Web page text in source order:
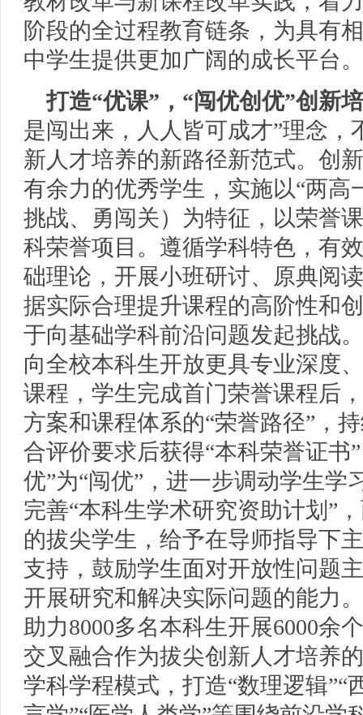
阶段的全过程教育链条，为具有
中学生提供更加广阔的成长平台。
打造“优课”，“闯优创优”创新
是闯出来，人人皆可成才”理念，
新人才培养的新路径新范式。创
有余力的优秀学生，实施以“两高
挑战、勇闯关）为特征，以荣誉
科荣誉项目。遵循学科特色，有
础理论，开展小班研讨、原典阅
据实际合理提升课程的高阶性和
于向基础学科前沿问题发起挑战
向全校本科生开放更具专业深度
课程，学生完成首门荣誉课程后
方案和课程体系的“荣誉路径”，
合评价要求后获得“本科荣誉证书
优”为“闯优”，进一步调动学生学
完善“本科生学术研究资助计划”
的拔尖学生，给予在导师指导下
支持，鼓励学生面对开放性问题
开展研究和解决实际问题的能力
助力8000多名本科生开展6000余
交叉融合作为拔尖创新人才培养
学科学程模式，打造“数理逻辑”“